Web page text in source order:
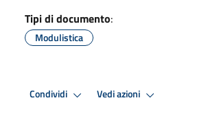
Tipi di documento:
Modulistica
Condividi Vedi azioni